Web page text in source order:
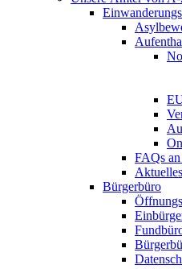
FAQs
Bürgerbüro